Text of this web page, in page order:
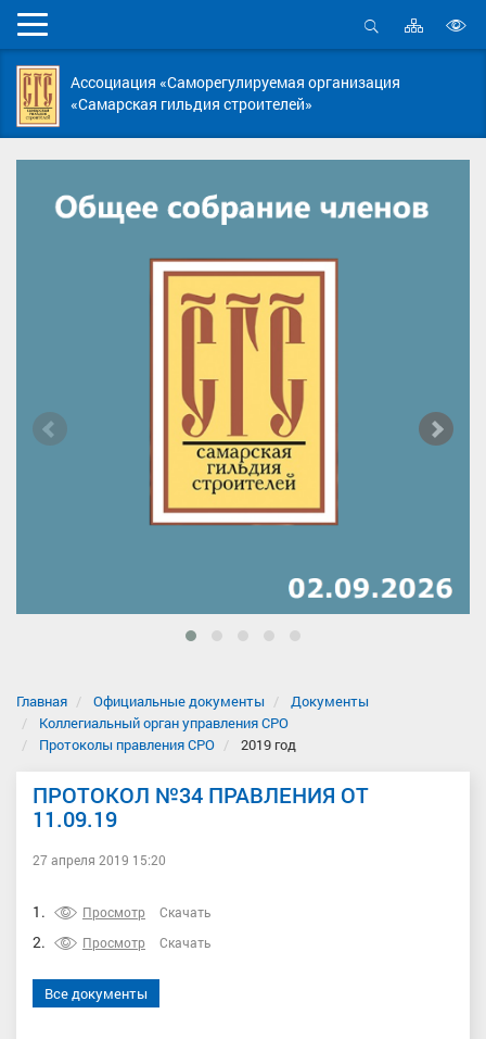
Мобильное
меню
Открыть
Карта
сайта
Ассоциация «Саморегулируемая организация
«Самарская гильдия строителей»
Главная Официальные документы
Документы
Коллегиальный орган управления СРО
Протоколы правления СРО
2019 год
ПРОТОКОЛ №34 ПРАВЛЕНИЯ ОТ
11.09.19
27 апреля 2019 15:20
1. Просмотр Скачать
2. Просмотр Скачать
Все документы